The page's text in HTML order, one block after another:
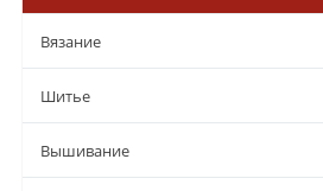
Вязание
Шитье
Вышивание